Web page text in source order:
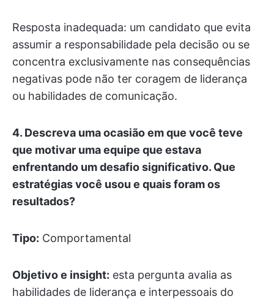
Resposta inadequada: um candidato que evita
assumir a responsabilidade pela decisão ou se
concentra exclusivamente nas consequências
negativas pode não ter coragem de liderança
ou habilidades de comunicação.
4. Descreva uma ocasião em que você teve
que motivar uma equipe que estava
enfrentando um desafio significativo. Que
estratégias você usou e quais foram os
resultados?
Tipo: Comportamental
Objetivo e insight: esta pergunta avalia as
habilidades de liderança e interpessoais do